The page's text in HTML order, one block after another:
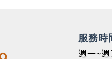
服務時
週一~週